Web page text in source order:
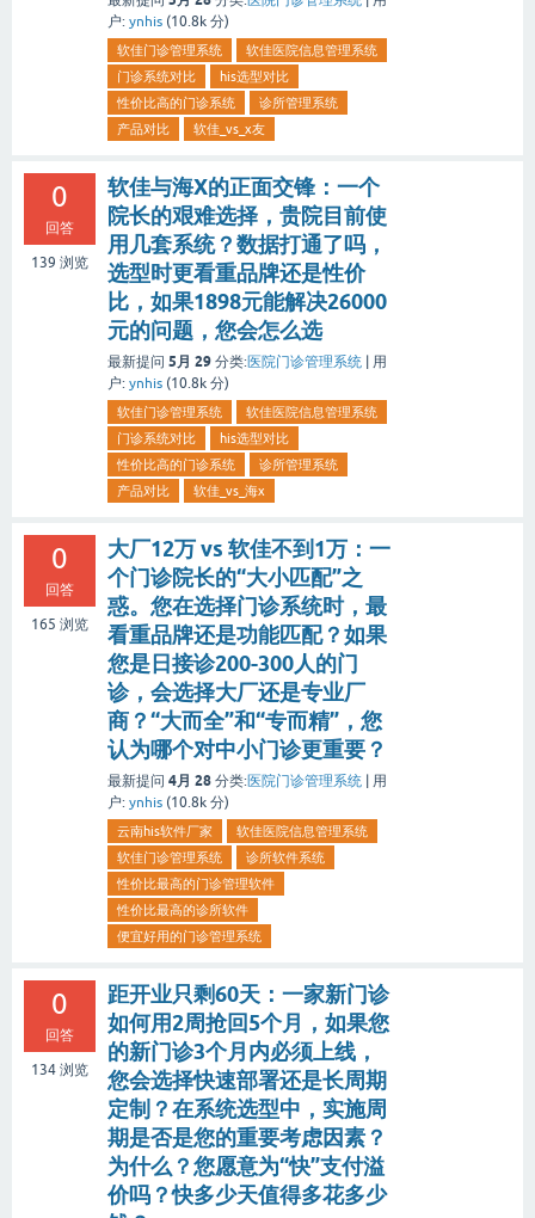
户: ynhis (10.8k 分)
软佳门诊管理系统
软佳医院信息管理系统
门诊系统对比
his选型对比
性价比高的门诊系统
诊所管理系统
产品对比
软佳_vs_x友
0
回答
139 浏览
软佳与海X的正面交锋：一个
院长的艰难选择，贵院目前使
用几套系统？数据打通了吗，
选型时更看重品牌还是性价
比，如果1898元能解决26000
元的问题，您会怎么选
最新提问 5月 29 分类:医院门诊管理系统 | 用
户: ynhis (10.8k 分)
软佳门诊管理系统
软佳医院信息管理系统
门诊系统对比
his选型对比
性价比高的门诊系统
诊所管理系统
产品对比
软佳_vs_海x
0
回答
165 浏览
大厂12万 vs 软佳不到1万：一
个门诊院长的“大小匹配”之
惑。您在选择门诊系统时，最
看重品牌还是功能匹配？如果
您是日接诊200-300人的门
诊，会选择大厂还是专业厂
商？“大而全”和“专而精”，您
认为哪个对中小门诊更重要？
最新提问 4月 28 分类:医院门诊管理系统 | 用
户: ynhis (10.8k 分)
云南his软件厂家
软佳医院信息管理系统
软佳门诊管理系统
诊所软件系统
性价比最高的门诊管理软件
性价比最高的诊所软件
便宜好用的门诊管理系统
0
回答
134 浏览
距开业只剩60天：一家新门诊
如何用2周抢回5个月，如果您
的新门诊3个月内必须上线，
您会选择快速部署还是长周期
定制？在系统选型中，实施周
期是否是您的重要考虑因素？
为什么？您愿意为“快”支付溢
价吗？快多少天值得多花多少